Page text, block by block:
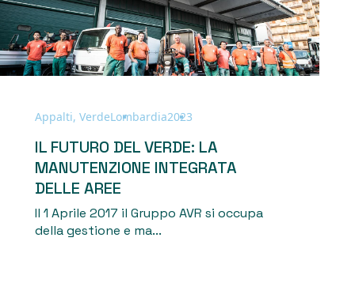
Appalti, VerdeLombardia2023
IL FUTURO DEL VERDE: LA
MANUTENZIONE INTEGRATA
DELLE AREE
Il 1 Aprile 2017 il Gruppo AVR si occupa
della gestione e ma...